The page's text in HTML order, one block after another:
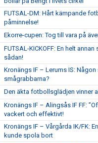
FUTSAL-DM: Hårt kämpande
påminnelse!
Ekorre-cupen: Tog till vara på
FUTSAL-KICKOFF: En helt
sådan!
Kronängs IF – Lerums IS:
smågrabbarna?
Den äkta fotbollsglädjen vinner
Kronängs IF – Alingsås IF FF:
vackert och effektivt!
Kronängs IF – Vårgårda IK/FK:
kunde spola bort